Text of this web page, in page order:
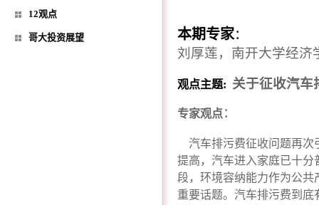
12观点
哥大投资展望 本期专家：
刘厚莲，南开大学经济
观点主题: 关于征收汽车
专家观点：
汽车排污费征收问题再
提高，汽车进入家庭已十
段，环境容纳能力作为公
重要话题。汽车排污费到